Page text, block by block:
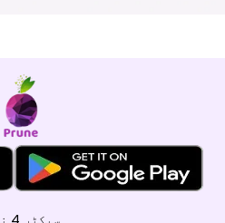
B-6 سیکٹر 4 نوئیڈا، یو پی، 201301